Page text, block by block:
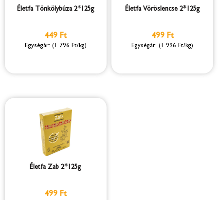
Életfa Tönkölybúza 2*125g
449 Ft
(1 796 Ft/kg)
Életfa Vöröslencse 2*125g
499 Ft
(1 996 Ft/kg)
Életfa Zab 2*125g
499 Ft